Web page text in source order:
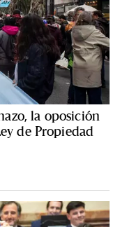
la oposición
de Propiedad